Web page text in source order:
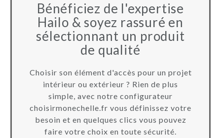
Bénéficiez de l'expertise
Hailo & soyez rassuré en
sélectionnant un produit
de qualité
Choisir son élément d'accès pour un projet
intérieur ou extérieur ? Rien de plus
simple, avec notre configurateur
choisirmonechelle.fr vous définissez votre
besoin et en quelques clics vous pouvez
faire votre choix en toute sécurité.